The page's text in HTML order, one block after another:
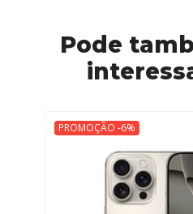
Pode
PROMOÇÃO -6%